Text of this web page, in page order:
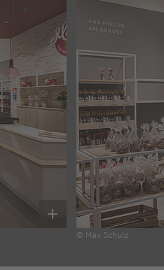
© Max Schulz